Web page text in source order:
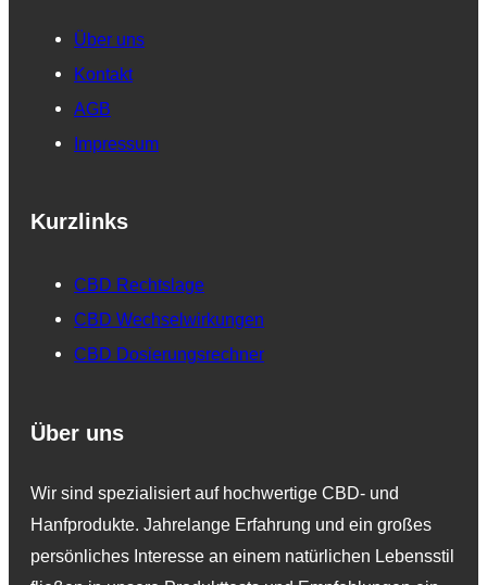
Über uns
Kontakt
AGB
Impressum
Kurzlinks
CBD Rechtslage
CBD Wechselwirkungen
CBD Dosierungsrechner
Über uns
Wir sind spezialisiert auf hochwertige CBD- und
Hanfprodukte. Jahrelange Erfahrung und ein großes
persönliches Interesse an einem natürlichen Lebensstil